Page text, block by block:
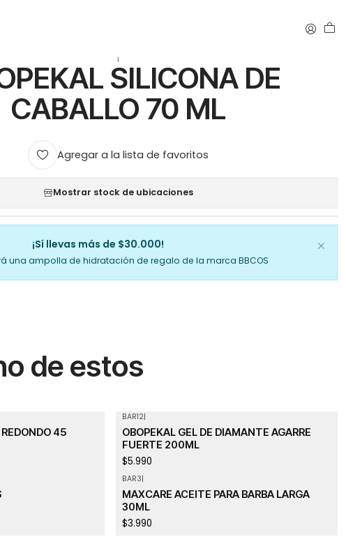
|
SILICONA DE
CABALLO 70 ML
Agregar a la lista de favoritos
Mostrar stock de ubicaciones
¡Sí llevas más de $30.000!
una ampolla de hidratación de regalo de la marca BBCOS
de estos
45
BAR12|
OBOPEKAL GEL DE DIAMANTE AGARRE
FUERTE 200ML
$5.990
BAR3|
MAXCARE ACEITE PARA BARBA LARGA
30ML
$3.990